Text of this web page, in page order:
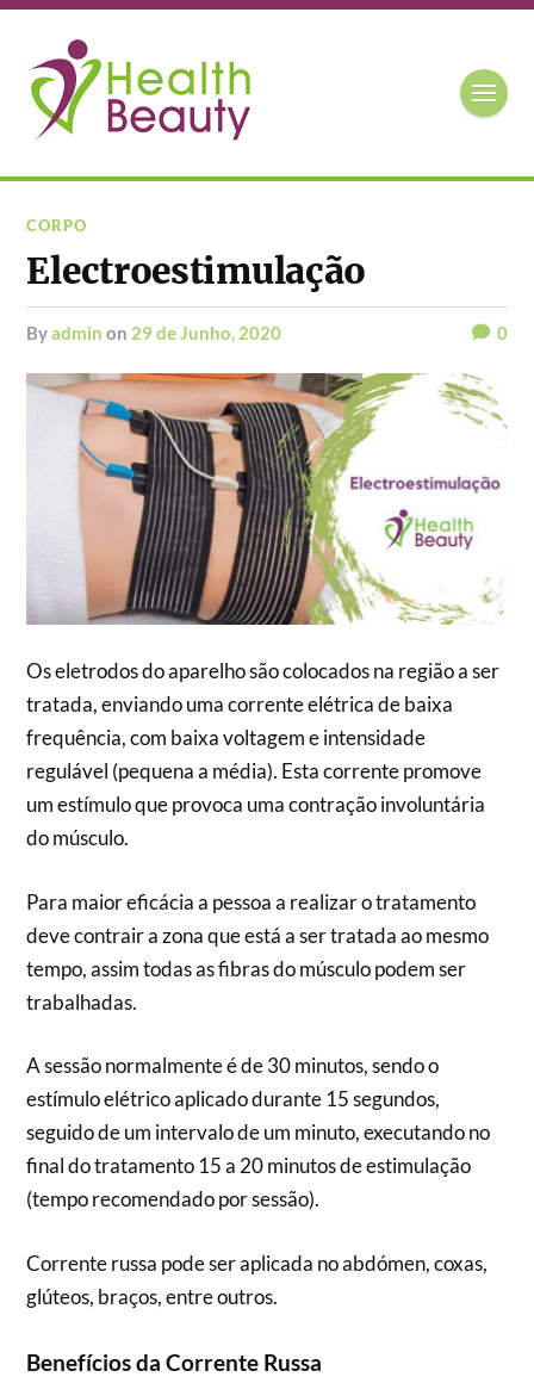
CORPO
Electroestimulação
byadmin on 29 de Junho, 2020 0
Os eletrodos do aparelho são colocados na região a ser
tratada, enviando uma corrente elétrica de baixa
frequência, com baixa voltagem e intensidade
regulável (pequena a média). Esta corrente promove
um estímulo que provoca uma contração involuntária
do músculo.
Para maior eficácia a pessoa a realizar o tratamento
deve contrair a zona que está a ser tratada ao mesmo
tempo, assim todas as fibras do músculo podem ser
trabalhadas.
A sessão normalmente é de 30 minutos, sendo o
estímulo elétrico aplicado durante 15 segundos,
seguido de um intervalo de um minuto, executando no
final do tratamento 15 a 20 minutos de estimulação
(tempo recomendado por sessão).
Corrente russa pode ser aplicada no abdómen, coxas,
glúteos, braços, entre outros.
Benefícios da Corrente Russa